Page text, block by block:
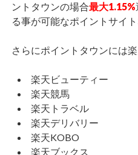
ントタウンの場合最大1.15%
る事が可能なポイントサイ
さらにポイントタウンには
楽天ビューティー
楽天競馬
楽天トラベル
楽天デリバリー
楽天KOBO
楽天ブックス